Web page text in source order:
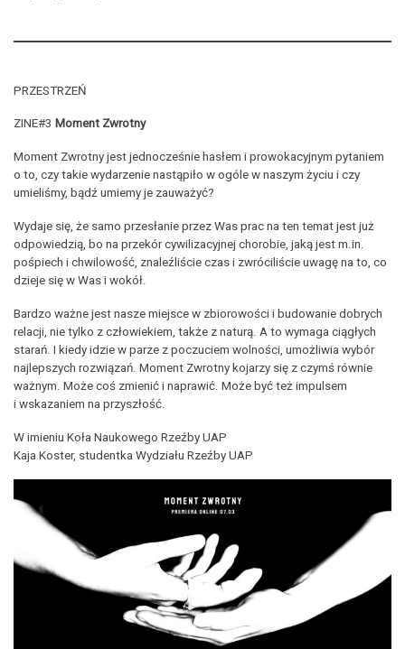
PRZESTRZEŃ
ZINE#3 Moment Zwrotny
Moment Zwrotny jest jednocześnie hasłem i prowokacyjnym pytaniem
o to, czy takie wydarzenie nastąpiło w ogóle w naszym życiu i czy
umieliśmy, bądź umiemy je zauważyć?
Wydaje się, że samo przesłanie przez Was prac na ten temat jest już
odpowiedzią, bo na przekór cywilizacyjnej chorobie, jaką jest m.in.
pośpiech i chwilowość, znaleźliście czas i zwróciliście uwagę na to, co
dzieje się w Was i wokół.
Bardzo ważne jest nasze miejsce w zbiorowości i budowanie dobrych
relacji, nie tylko z człowiekiem, także z naturą. A to wymaga ciągłych
starań. I kiedy idzie w parze z poczuciem wolności, umożliwia wybór
najlepszych rozwiązań. Moment Zwrotny kojarzy się z czymś równie
ważnym. Może coś zmienić i naprawić. Może być też impulsem
i wskazaniem na przyszłość.
W imieniu Koła Naukowego Rzeźby UAP
Kaja Koster, studentka Wydziału Rzeźby UAP